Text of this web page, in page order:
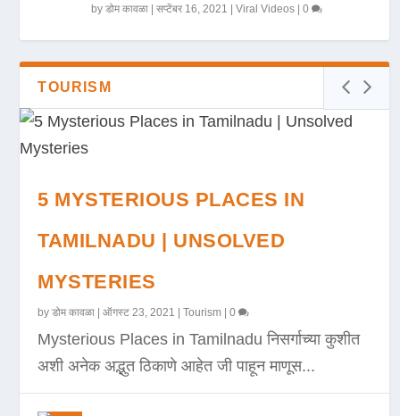
byडोम कावळा |सप्टेंबर 16, 2021 |Viral Videos |0
TOURISM
5 MYSTERIOUS PLACES IN
TAMILNADU | UNSOLVED
MYSTERIES
byडोम कावळा |ऑगस्ट 23, 2021 |Tourism |0
Mysterious Places in Tamilnadu निसर्गाच्या कुशीत
अशी अनेक अद्भुत ठिकाणे आहेत जी पाहून माणूस...